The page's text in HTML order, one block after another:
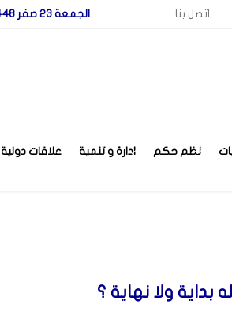
اتصل بنا الجمعة 23 صفر 1448 الموافق لـ 7 أغسطس 2026
نظم حكم ادارة و تنمية علاقات دولية
ولا نهاية ؟